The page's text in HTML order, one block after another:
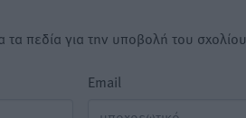
πεδία για την υποβολή του
Email